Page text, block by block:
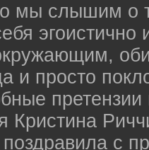
мы слышим о
и просто
Кристина
с